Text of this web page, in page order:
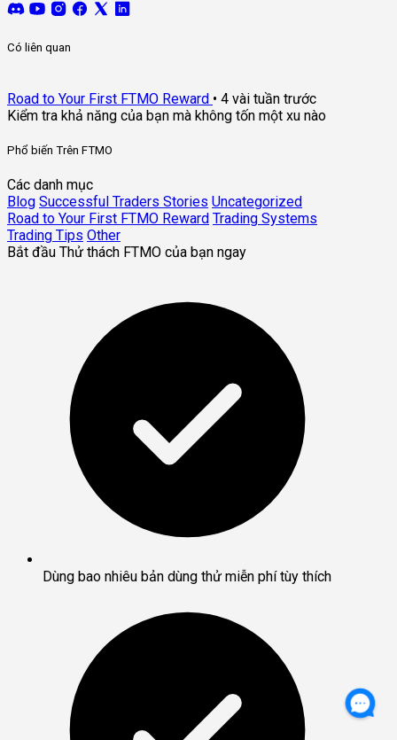
Có liên quan
Road to Your First FTMO Reward • 4 vài tuần trước
Kiểm tra khả năng của bạn mà không tốn một xu nào
Phổ biến Trên FTMO
Các danh mục
Blog Successful Traders Stories Uncategorized
Road to Your First FTMO Reward Trading Systems
Trading Tips Other
Bắt đầu Thử thách FTMO của bạn ngay
Dùng bao nhiêu bản dùng thử miễn phí tùy thích